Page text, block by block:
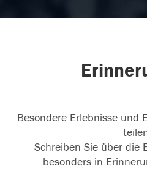
Besondere Erlebnisse und
Schreiben Sie über die
besonders in